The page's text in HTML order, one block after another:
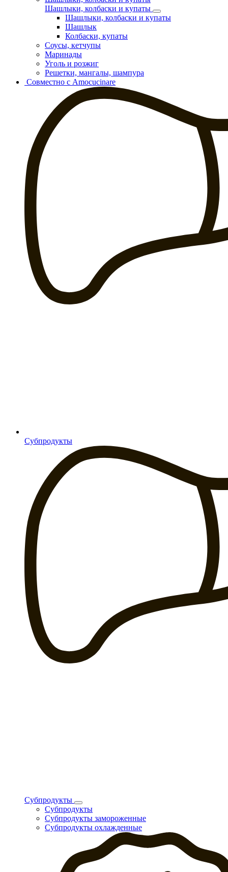
Шашлыки, колбаски и купаты
Шашлыки, колбаски и купаты
Шашлык
Колбаски, купаты
Соусы, кетчупы
Маринады
Уголь и розжиг
Решетки, мангалы, шампура
Совместно с Amocucinare
Субпродукты
Субпродукты
Субпродукты
Субпродукты замороженные
Субпродукты охлажденные